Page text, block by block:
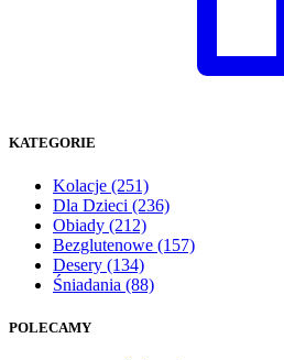
KATEGORIE
Kolacje (251)
Dla Dzieci (236)
Obiady (212)
Bezglutenowe (157)
Desery (134)
Śniadania (88)
POLECAMY